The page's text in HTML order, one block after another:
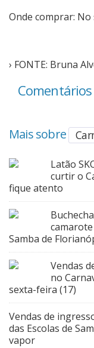
Onde comprar: No
› FONTE: Bruna
Comentários
Mais sobre
Latão
curtir o
fique atento
Samba de
Vendas
no
sexta-feira (17)
Vendas de
das Escolas de
vapor